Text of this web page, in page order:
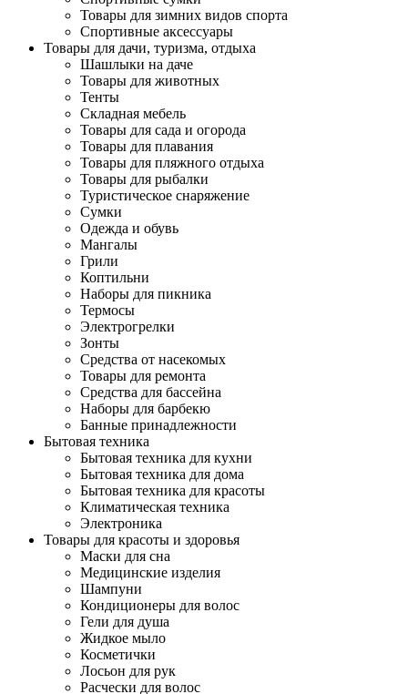
Товары для зимних видов спорта
Спортивные аксессуары
Товары для дачи, туризма, отдыха
Шашлыки на даче
Товары для животных
Тенты
Складная мебель
Товары для сада и огорода
Товары для плавания
Товары для пляжного отдыха
Товары для рыбалки
Туристическое снаряжение
Сумки
Одежда и обувь
Мангалы
Грили
Коптильни
Наборы для пикника
Термосы
Электрогрелки
Зонты
Средства от насекомых
Товары для ремонта
Средства для бассейна
Наборы для барбекю
Банные принадлежности
Бытовая техника
Бытовая техника для кухни
Бытовая техника для дома
Бытовая техника для красоты
Климатическая техника
Электроника
Товары для красоты и здоровья
Маски для сна
Медицинские изделия
Шампуни
Кондиционеры для волос
Гели для душа
Жидкое мыло
Косметички
Лосьон для рук
Расчески для волос